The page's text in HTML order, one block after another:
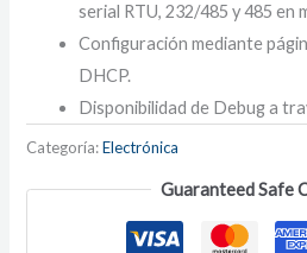
serial RTU, 232/485 y 485 en
Configuración mediante
DHCP.
Disponibilidad de Debug a
Categoría:Electrónica
Guaranteed Safe